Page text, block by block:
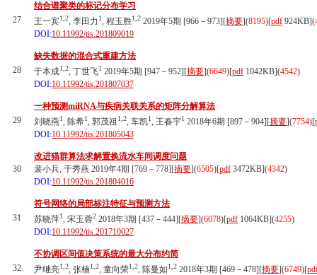
27
结合谱聚类的标记分布学习
王一宾1,2, 李田力1, 程玉胜1,2 2019年5期 [966－973][摘要](8195)[pdf 924KB](
DOI:10.11992/tis.201809019
28
缺失数据的混合式重建方法
于本成1,2, 丁世飞1 2019年5期 [947－952][摘要](6649)[pdf 1042KB](4542)
DOI:10.11992/tis.201807037
29
一种预测miRNA与疾病关联关系的矩阵分解算法
刘晓燕1, 陈希1, 郭茂祖 1,2, 车凯1, 王春宇1 2018年6期 [897－904][摘要](7754)[
DOI:10.11992/tis.201805043
30
改进猫群算法求解置换流水车间调度问题
裴小兵, 于秀燕 2019年4期 [769－778][摘要](6505)[pdf 3472KB](4342)
DOI:10.11992/tis.201804016
31
符号网络的局部标注特征与预测方法
苏晓萍1, 宋玉蓉2 2018年3期 [437－444][摘要](6078)[pdf 1064KB](4255)
DOI:10.11992/tis.201710027
32
不协调区间值决策系统的最大分布约简
尹继亮1,2, 张楠1,2, 童向荣1,2, 陈曼如1,2 2018年3期 [469－478][摘要](6749)[